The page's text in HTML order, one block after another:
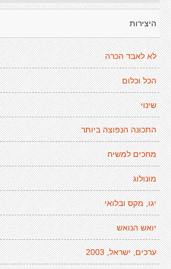
היצירות
לא לאבד הכרה
הכל וכלום
שינוי
התכונה הנפוצה ביותר
מחכים למשיח
מונולוג
יגו, מקס ובלואי
יואש הנואש
ערכים, ישראל, 2003